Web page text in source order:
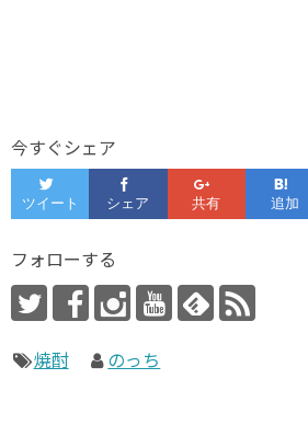
今すぐシェア
フォローする
焼酎 のっち